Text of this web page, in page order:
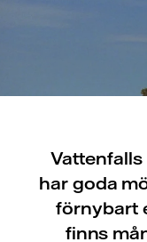
har goda
förnybart
finns